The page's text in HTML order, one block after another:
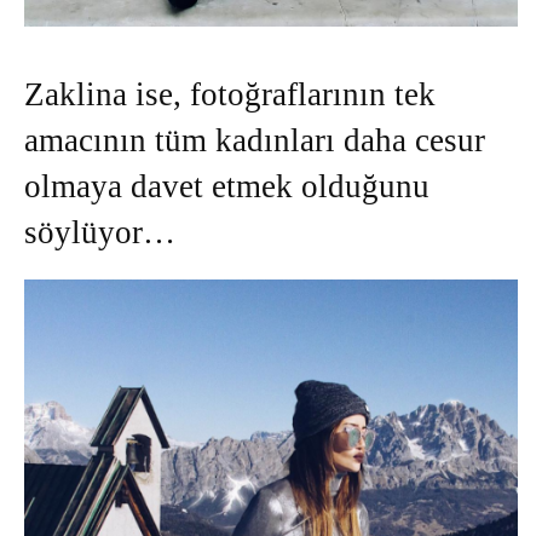
Zaklina ise, fotoğraflarının tek
amacının tüm kadınları daha cesur
olmaya davet etmek olduğunu
söylüyor…